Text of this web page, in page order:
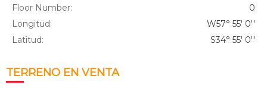
Floor Number:
0
Longitud:
W57° 55' 0''
Latitud:
S34° 55' 0''
TERRENO EN VENTA